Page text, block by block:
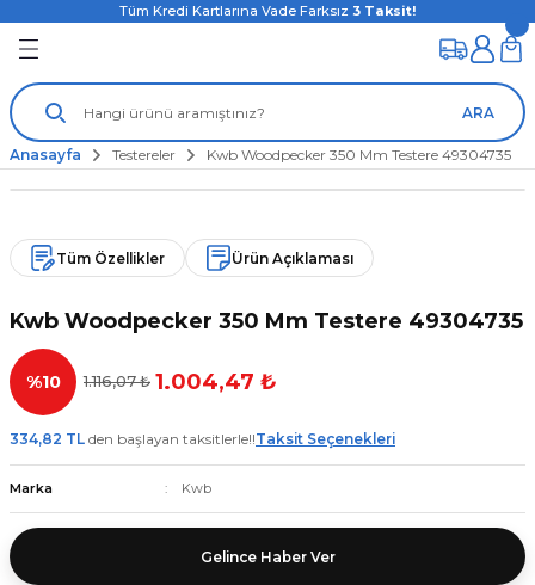
Tüm Kredi Kartlarına Vade Farksız 3 Taksit!
ARA
Anasayfa Testereler Kwb Woodpecker 350 Mm Testere 49304735
Tüm Özellikler Ürün Açıklaması
Kwb Woodpecker 350 Mm Testere 49304735
%10 1.116,07 ₺ 1.004,47 ₺
334,82 TL den başlayan taksitlerle!!Taksit Seçenekleri
Marka Kwb
Gelince Haber Ver